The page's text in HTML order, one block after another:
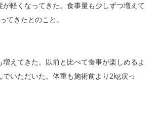
軽くなってきた。食事量も少しずつ増えて
てきたとのこと。
えてきた。以前と比べて食事が楽しめるよ
でいただいた。体重も施術前より2kg戻っ